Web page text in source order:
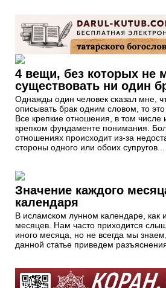
4 вещи, без которых не
существовать ни один
Однажды один человек сказал мне,
описывать брак одним словом, то
Все крепкие отношения, в том числе
крепком фундаменте понимания.
отношениях происходит из-за
стороны одного или обоих супругов...
Значение каждого
календаря
В исламском лунном календаре, как
месяцев. Нам часто приходится
иного месяца, но не всегда мы
данной статье приведем